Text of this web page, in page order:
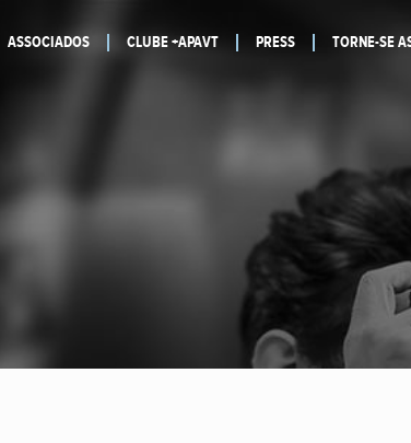
ASSOCIADOS CLUBE +APAVT PRESS TORNE-SE